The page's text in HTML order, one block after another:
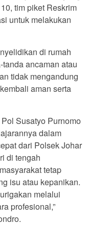
tim piket Reskrim
untuk melakukan
di rumah
ancaman atau
tidak mengandung
aman serta
Susatyo Purnomo
dalam
dari Polsek Johar
di tengah
tetap
isu atau kepanikan.
melalui
profesional,”